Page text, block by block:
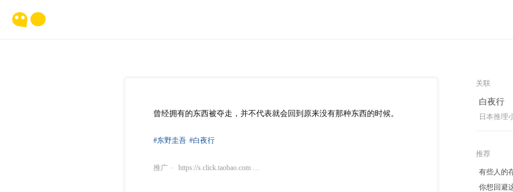
曾经拥有的东西被夺走，并不代表就会回到原来没有那种东西的时候。
#东野圭吾 #白夜行
推广 https://s.click.taobao.com …
关联
白夜行
日本推理
推荐
有些人的
你想回避